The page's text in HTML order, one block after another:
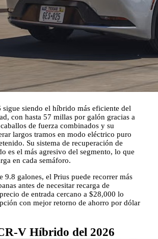
sigue siendo el híbrido más eficiente del
con hasta 57 millas por galón gracias a
de fuerza combinados y su
largos tramos en modo eléctrico puro
Su sistema de recuperación de
es el más agresivo del segmento, lo que
en cada semáforo.
9.8 galones, el Prius puede recorrer más
antes de necesitar recarga de
de entrada cercano a $28,000 lo
con mejor retorno de ahorro por dólar
V Híbrido del 2026